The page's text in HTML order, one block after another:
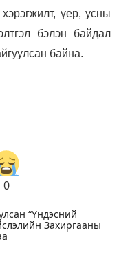
үер, усны
бэлэн байдал
байна.
0
“Үндэсний
Захиргааны